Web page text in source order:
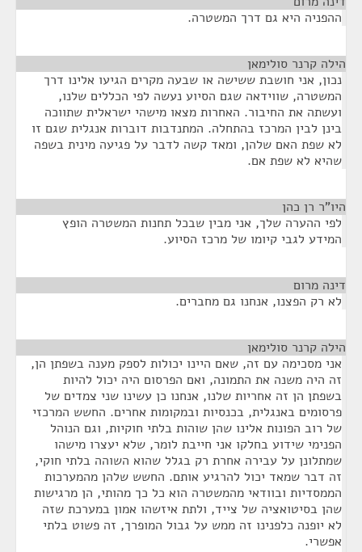
ההפניה היא גם דרך המשטרה.
הילה קרנר סולימאן
נכון, אני חושבת ששישה או שבעה מקרים הגיעו אלינו דרך
המשטרה, שווידאה שגם הסיוע נעשה לפי הכללים שלנו,
ועשתה את החיבור. האחרות מצאו מישהי ישראלית שתווכה
בינן לבין המרכז בהתחלה. המתנדבות דוברות אנגלית שגם זו
לא שפת האם שלהן, ומאד קשה לדבר על פגיעה מינית בשפה
שהיא לא שפת אם.
היו"ר רן כהן
לפי ההערה שלך, אני מבין שבכל תחנות המשטרה הופץ
המידע לגבי קיומו של מרכז הסיוע.
דינה מרום
לא רק הפצנו, אנחנו גם מחברים.
הילה קרנר סולימאן
אני מסכימה עם זה, שאם היינו יכולות לספק מענה בשפתן הן,
זה היה משנה את התמונה, ואם הפרסום היה יכול להיות
בשפתן הן זה אחריות שלנו, אנחנו כן עשינו שני צמדים של
פרסומים באנגלית, בכנסיות ובמקומות אחרים. החשש המרכזי
של רוב הפונות אלינו שהן שוהות בלתי חוקיות, וגם הנוהל
הפנימי שידוע בחלקו אני חייבת לומר, שלא יעצרו מישהו
שמתלונן על עבירה אחרת רק בגלל שהוא השוהה בלתי חוקי,
זה דבר שמאד יכול להרגיע אותם. החשש שלהן מהמערכות
הממסדיות ובוודאי מהמשטרה הוא כל כך מהותי, הן מרגישות
שהן בסיטואציה של צייד, ולתת איזשהו אמון במערכת שזה
לא יופנה כלפנינו זה ממש על גבול המופרך, זה פשוט בלתי
אפשרי.